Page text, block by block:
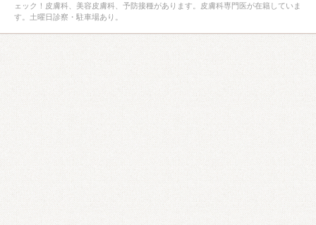
ェック！皮膚科、美容皮膚科、予防接種があります。皮膚科専門医が在籍していま
す。土曜日診察・駐車場あり。